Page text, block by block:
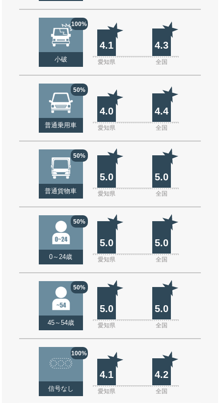
100%
小破
4.1 4.3
愛知県 全国
50%
普通乗用車
4.0 4.4
愛知県 全国
50%
普通貨物車
5.0 5.0
愛知県 全国
50%
0～24歳
5.0 5.0
愛知県 全国
50%
45～54歳
5.0 5.0
愛知県 全国
100%
信号なし
4.1 4.2
愛知県 全国